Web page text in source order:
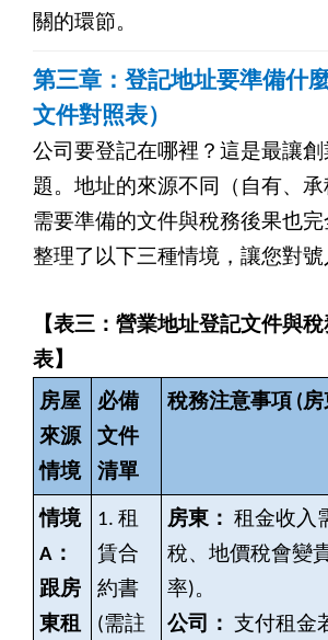
關的環節。
第三章：登記地址要準備什
文件對照表）
公司要登記在哪裡？這是最讓
題。地址的來源不同（自有、承
需要準備的文件與稅務後果也
整理了以下三種情境，讓您對號
【表三：營業地址登記文件與
表】
房屋
來源
情境
必備
文件
清單
稅務注意事項 (
情境
A：
跟房
東租
1. 租
賃合
約書
(需註
房東： 租金收入
稅、地價稅會變
率)。
公司： 支付租金